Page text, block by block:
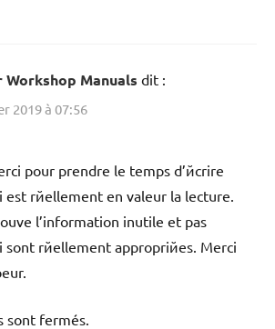
Manuals dit :
2019 à 07:56
pour prendre le temps d’йcrire
est rйellement en valeur la lecture.
l’information inutile et pas
sont rйellement appropriйes. Merci
sont fermés.